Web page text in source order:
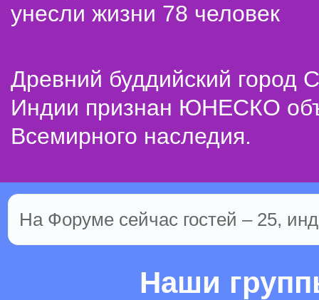
унесли жизни 78 человек
Древний буддийский город
Индии признан ЮНЕСКО
Всемирного наследия.
На Форуме сейчас гостей – 25,
Наши